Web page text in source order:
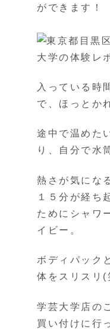
ができます！
入っている時
で、ほっとか
途中で温めた
り、自分で水
熱さが気にな
１５分が経ち
ためにシャワ
イビー。
ボディパック
体をスリスリ(
学芸大学店の
買い付けに行